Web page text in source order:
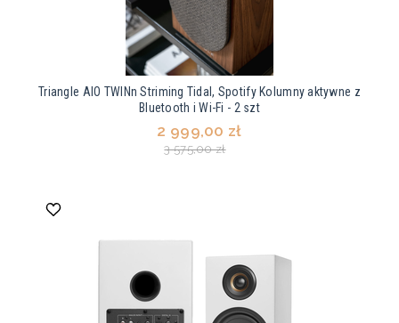
Triangle AIO TWINn Striming Tidal, Spotify Kolumny aktywne z
Bluetooth i Wi-Fi - 2 szt
2 999,00 zł
3 575,00 zł